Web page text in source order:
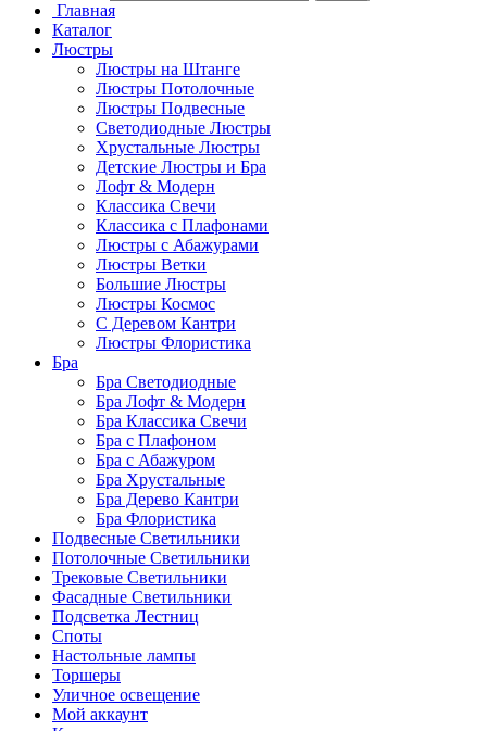
Главная
Каталог
Люстры
Люстры на Штанге
Люстры Потолочные
Люстры Подвесные
Светодиодные Люстры
Хрустальные Люстры
Детские Люстры и Бра
Лофт & Модерн
Классика Свечи
Классика с Плафонами
Люстры с Абажурами
Люстры Ветки
Большие Люстры
Люстры Космос
С Деревом Кантри
Люстры Флористика
Бра
Бра Светодиодные
Бра Лофт & Модерн
Бра Классика Свечи
Бра с Плафоном
Бра с Абажуром
Бра Хрустальные
Бра Дерево Кантри
Бра Флористика
Подвесные Светильники
Потолочные Светильники
Трековые Светильники
Фасадные Светильники
Подсветка Лестниц
Споты
Настольные лампы
Торшеры
Уличное освещение
Мой аккаунт